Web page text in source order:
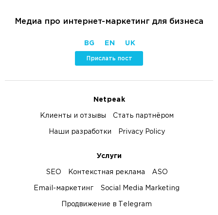
Медиа про интернет-маркетинг для бизнеса
BG EN UK
Прислать пост
Netpeak
Клиенты и отзывы Стать партнёром
Наши разработки Privacy Policy
Услуги
SEO Контекстная реклама ASO
Email-маркетинг Social Media Marketing
Продвижение в Telegram